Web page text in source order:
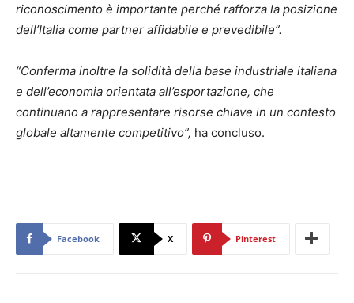
riconoscimento è importante perché rafforza la posizione
dell’Italia come partner affidabile e prevedibile”.
“Conferma inoltre la solidità della base industriale italiana
e dell’economia orientata all’esportazione, che
continuano a rappresentare risorse chiave in un contesto
globale altamente competitivo”, ha concluso.
Facebook X Pinterest